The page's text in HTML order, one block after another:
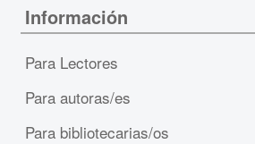
Información
Para Lectores
Para autoras/es
Para bibliotecarias/os